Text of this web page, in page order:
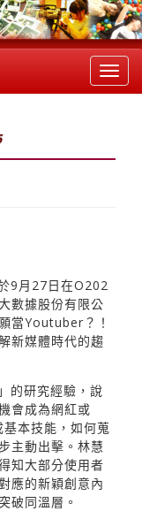
9月27日在O202
數據股份有限公
當Youtuber？！
新媒體時代的趨
的研究經驗，說
會成為網紅或
本技能，如何蒐
主動出擊。林慧
知大部分使用者
應的新穎創意內
破同溫層。